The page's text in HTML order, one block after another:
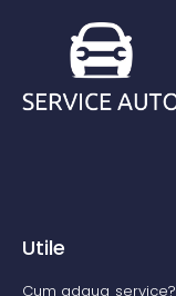
Utile
Cum adaug service?